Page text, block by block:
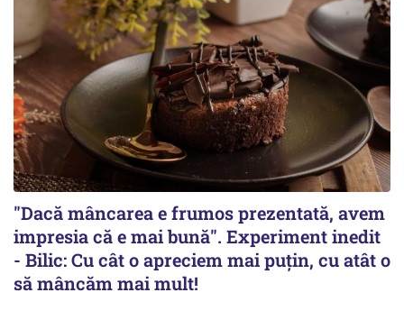
"Dacă mâncarea e frumos prezentată, avem
impresia că e mai bună". Experiment inedit
- Bilic: Cu cât o apreciem mai puțin, cu atât o
să mâncăm mai mult!